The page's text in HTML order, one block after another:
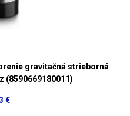
gravitačná strieborná
(8590669180011)
€